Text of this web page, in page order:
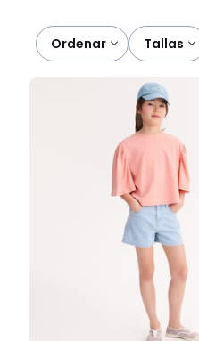
Ordenar
tallas